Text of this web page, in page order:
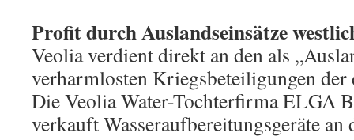
Profit durch Auslandseinsätze
Veolia verdient direkt an den als
verharmlosten Kriegsbeteiligungen
Die Veolia Water-Tochterfirma ELGA
verkauft Wasseraufbereitungsgeräte an